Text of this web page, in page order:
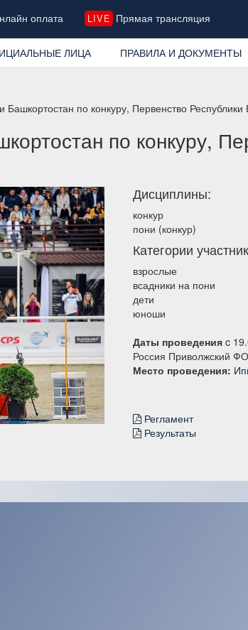
оплата LIVE Прямая трансляция
ЛИЦА ПРАВИЛА И ДОКУМЕНТЫ
Башкортостан по конкуру, Первенство Республики
по конкуру,
Дисциплины:
конкур
пони (конкур)
Категории
взрослые
всадники на пони
дети
юноши
Даты проведения c
Россия Приволжский
Место проведения:
Регламент
Результаты